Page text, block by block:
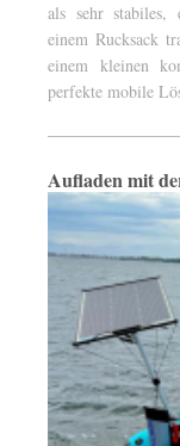
als sehr stabiles,
einem Rucksack
einem kleinen
perfekte mobile
Aufladen mit